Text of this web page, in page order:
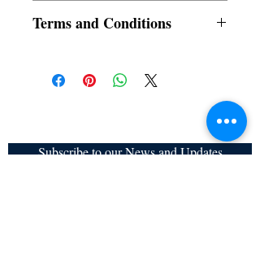
Terms and Conditions
refundable
Subscribe to our News and Updates